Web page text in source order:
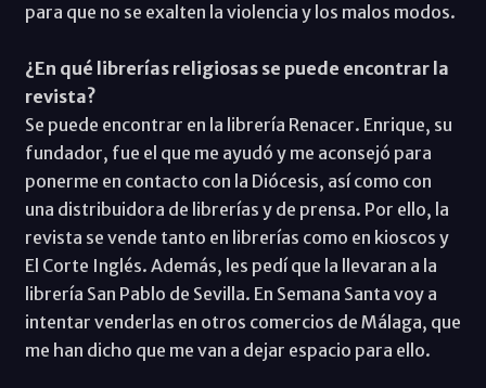
para que no se exalten la violencia y los malos modos.
¿En qué librerías religiosas se puede encontrar la
revista?
Se puede encontrar en la librería Renacer. Enrique, su
fundador, fue el que me ayudó y me aconsejó para
ponerme en contacto con la Diócesis, así como con
una distribuidora de librerías y de prensa. Por ello, la
revista se vende tanto en librerías como en kioscos y
El Corte Inglés. Además, les pedí que la llevaran a la
librería San Pablo de Sevilla. En Semana Santa voy a
intentar venderlas en otros comercios de Málaga, que
me han dicho que me van a dejar espacio para ello.